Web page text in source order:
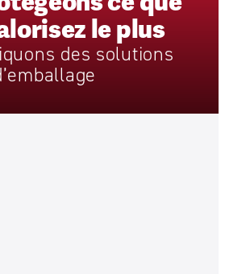
leplus
des solutions